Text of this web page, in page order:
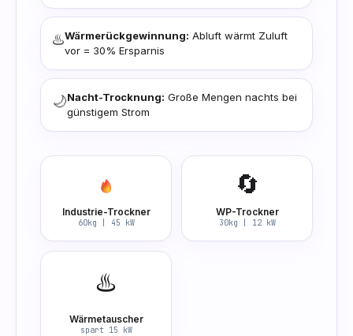
♨️Wärmerückgewinnung: Abluft wärmt Zuluft
vor = 30% Ersparnis
🌙Nacht-Trocknung: Große Mengen nachts bei
günstigem Strom
Industrie-Trockner
60kg | 45 kW
🔄
WP-Trockner
30kg | 12 kW
♨️
Wärmetauscher
spart 15 kW